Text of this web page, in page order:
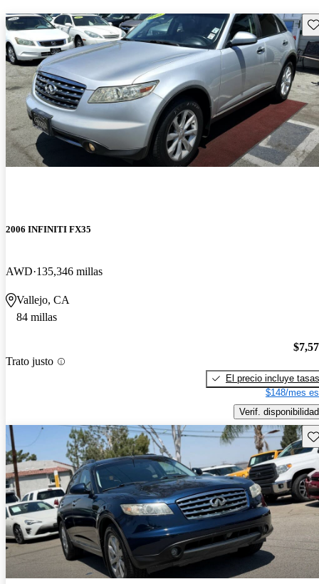
2006 INFINITI FX35
AWD 135,346 millas
Vallejo, CA
84 millas
Trato justo
El precio incluye tasas
$148/mes
Verif. disponibilidad